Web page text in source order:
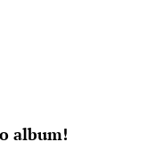
album!